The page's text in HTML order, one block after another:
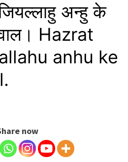
अन्हु के
Hazrat
anhu ke
now